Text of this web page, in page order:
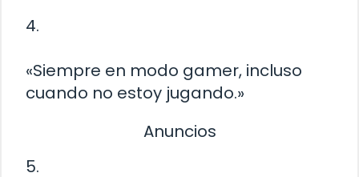
4.
«Siempre en modo gamer, incluso
cuando no estoy jugando.»
Anuncios
5.